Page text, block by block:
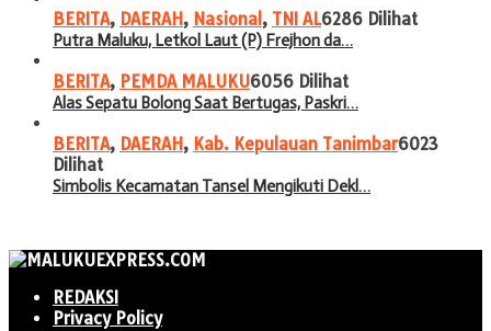
BERITA, DAERAH , Nasional , TNI AL6286 Dilihat
Putra Maluku, Letkol Laut (P) Frejhon da…
BERITA, PEMDA MALUKU6056 Dilihat
Alas Sepatu Bolong Saat Bertugas, Paskri…
BERITA, DAERAH , Kab. Kepulauan Tanimbar6023
Dilihat
Simbolis Kecamatan Tansel Mengikuti Dekl…
REDAKSI
Privacy Policy